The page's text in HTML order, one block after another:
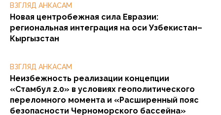
ВЗГЛЯД АНКАСАМ
Новая центробежная сила Евразии:
региональная интеграция на оси Узбекистан–
Кыргызстан
ВЗГЛЯД АНКАСАМ
Неизбежность реализации концепции
«Стамбул 2.0» в условиях геополитического
переломного момента и «Расширенный пояс
безопасности Черноморского бассейна»